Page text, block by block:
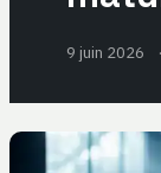
9 juin 2026 ·